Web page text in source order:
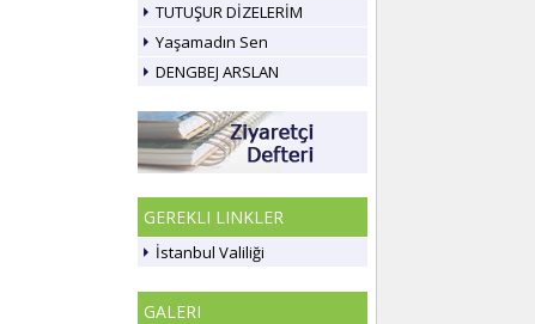
TUTUŞUR DİZELERİM
Yaşamadın Sen
DENGBEJ ARSLAN
GEREKLI LINKLER
İstanbul Valiliği
GALERI